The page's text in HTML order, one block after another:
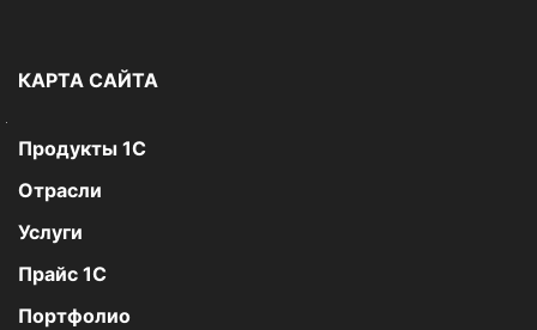
КАРТА САЙТА
Продукты 1С
Отрасли
Услуги
Прайс 1С
Портфолио